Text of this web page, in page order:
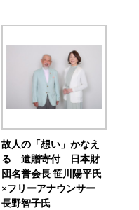
故人の「想い」かなえ
る 遺贈寄付 日本財
団名誉会長 笹川陽平氏
×フリーアナウンサー
長野智子氏